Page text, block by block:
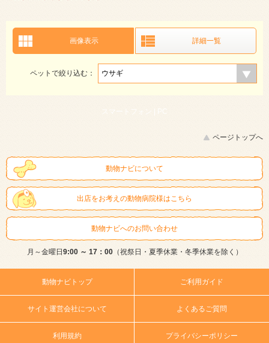
画像表示 詳細一覧
ペットで絞り込む：
スマートフォン | PC
ページトップへ
動物ナビについて
出店をお考えの動物病院様はこちら
動物ナビへのお問い合わせ
月～金曜日 9:00 ～ 17：00（祝祭日・夏季休業・冬季休業を除く）
動物ナビトップ ご利用ガイド
サイト運営会社について よくあるご質問
利用規約 プライバシーポリシー